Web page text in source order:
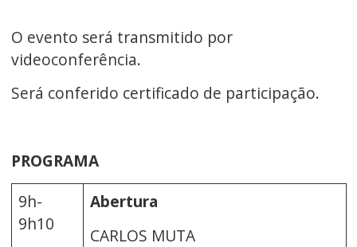
O evento será transmitido por
videoconferência.
Será conferido certificado de participação.
PROGRAMA
9h-
9h10
Abertura
CARLOS MUTA